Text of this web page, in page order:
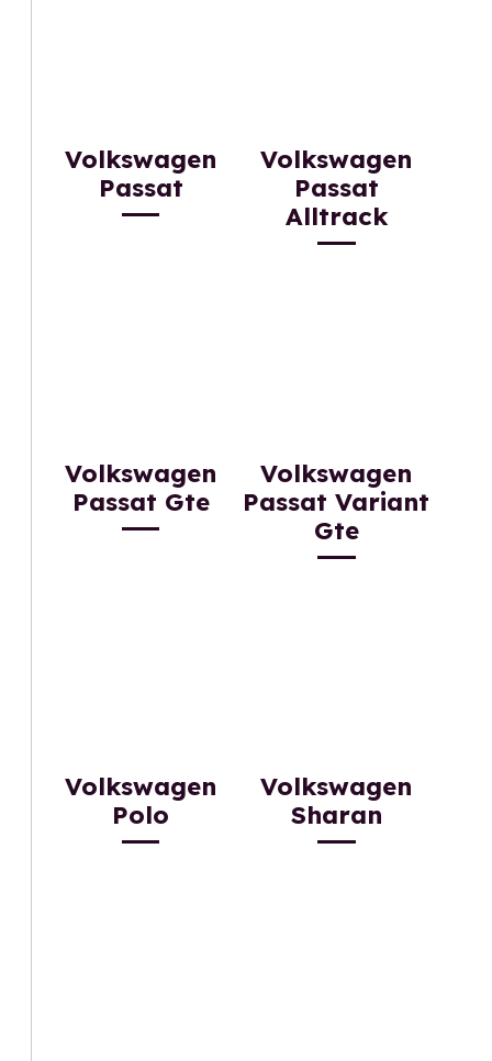
Volkswagen
Passat
Volkswagen
Passat
Alltrack
Volkswagen
Passat Gte
Volkswagen
Passat Variant
Gte
Volkswagen
Polo
Volkswagen
Sharan